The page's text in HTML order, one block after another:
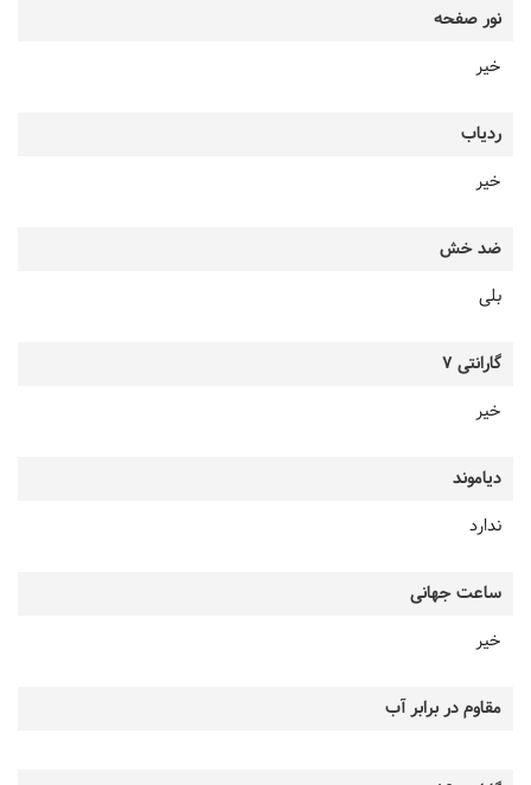
نور صفحه
خیر
ردیاب
خیر
ضد خش
بلی
گارانتی 7
خیر
دیاموند
ندارد
ساعت جهانی
خیر
مقاوم در برابر آب